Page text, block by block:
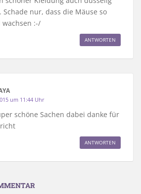
Schade nur, dass die Mäuse so
wachsen :-/
ANTWORTEN
um 11:44 Uhr
schöne Sachen dabei danke für
ANTWORTEN